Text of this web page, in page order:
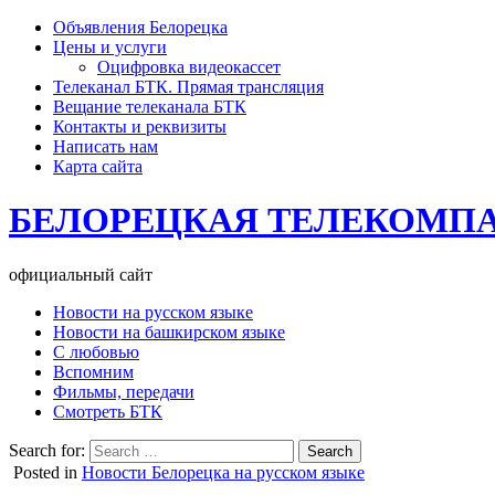
Объявления Белорецка
Цены и услуги
Оцифровка видеокассет
Телеканал БТК. Прямая трансляция
Вещание телеканала БТК
Контакты и реквизиты
Написать нам
Карта сайта
БЕЛОРЕЦКАЯ
официальный сайт
Новости на русском языке
Новости на башкирском языке
С любовью
Вспомним
Фильмы, передачи
Смотреть БТК
Search for:
Posted in Новости Белорецка на русском языке